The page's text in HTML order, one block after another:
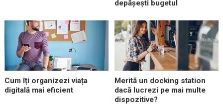
depășești bugetul
Cum îți organizezi viața
digitală mai eficient
Merită un docking station
dacă lucrezi pe mai multe
dispozitive?